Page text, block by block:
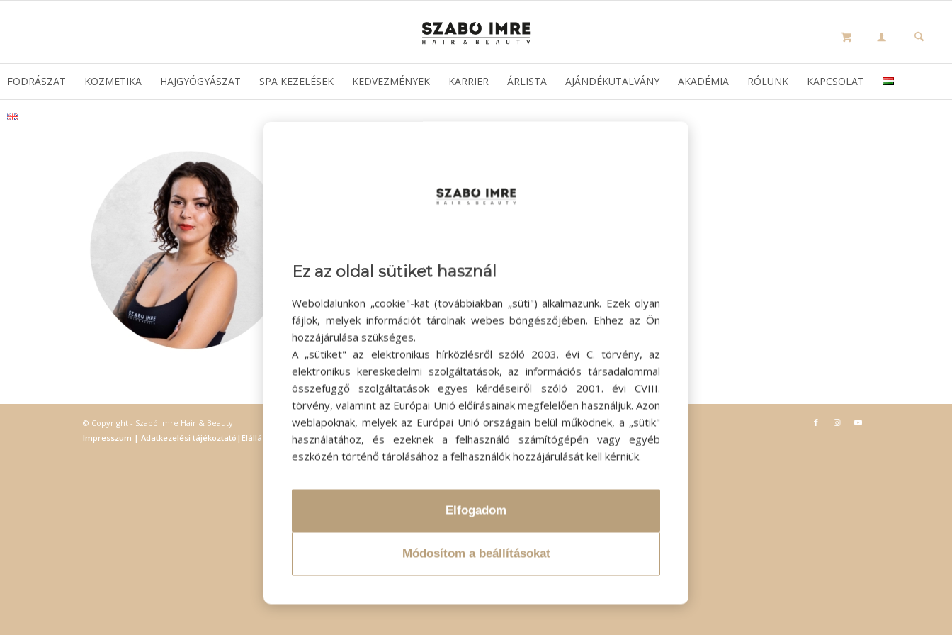
FODRÁSZAT KOZMETIKA HAJGYÓGYÁSZAT SPA KEZELÉSEK KEDVEZMÉNYEK KARRIER ÁRLISTA AJÁNDÉKUTALVÁNY AKADÉMIA RÓLUNK KAPCSOLAT
© Copyright - Szabó Imre Hair & Beauty
Impresszum | Adatkezelési tájékoztató | Elállás
Ez az oldal sütiket használ
Weboldalunkon „cookie"-kat (továbbiakban „süti") alkalmazunk. Ezek olyan
fájlok, melyek információt tárolnak webes böngészőjében. Ehhez az Ön
hozzájárulása szükséges.
A „sütiket" az elektronikus hírközlésről szóló 2003. évi C. törvény, az
elektronikus kereskedelmi szolgáltatások, az információs társadalommal
összefüggő szolgáltatások egyes kérdéseiről szóló 2001. évi CVIII.
törvény, valamint az Európai Unió előírásainak megfelelően használjuk. Azon
weblapoknak, melyek az Európai Unió országain belül működnek, a „sütik"
használatához, és ezeknek a felhasználó számítógépén vagy egyéb
eszközén történő tárolásához a felhasználók hozzájárulását kell kérniük.
Elfogadom
Módosítom a beállításokat